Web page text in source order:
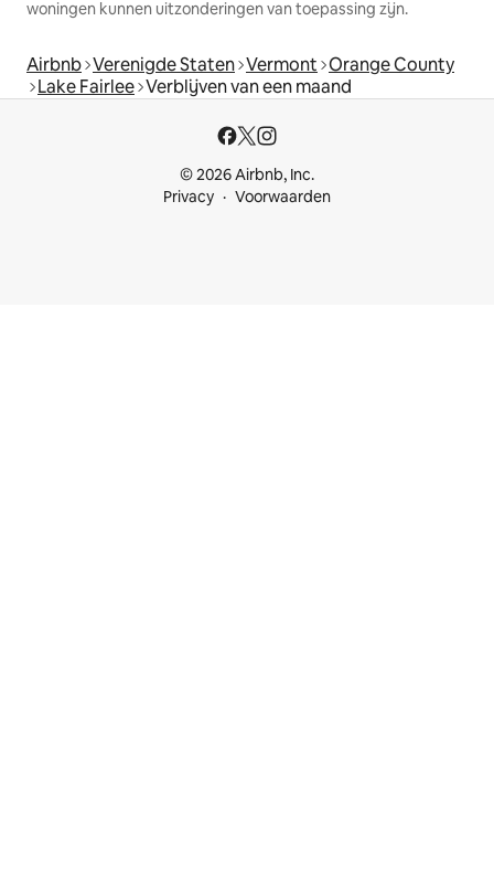
woningen kunnen uitzonderingen van toepassing zijn.
Airbnb Verenigde Staten Vermont Orange County
Lake Fairlee Verblijven van een maand
© 2026 Airbnb, Inc.
Privacy
Voorwaarden